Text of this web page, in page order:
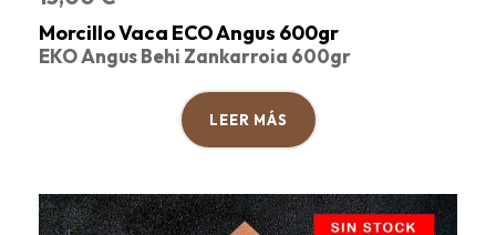
Morcillo Vaca ECO Angus 600gr
EKO Angus Behi Zankarroia 600gr
LEER MÁS